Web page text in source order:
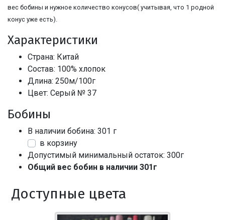
вес бобины и нужное количество конусов( учитывая, что 1 родной
конус уже есть).
Характеристики
Страна: Китай
Состав: 100% хлопок
Длина: 250м/100г
Цвет: Серый № 37
Бобины
В наличии бобина: 301 г
в корзину
Допустимый минимальный остаток: 300г
Общий вес бобин в наличии 301г
Доступные цвета